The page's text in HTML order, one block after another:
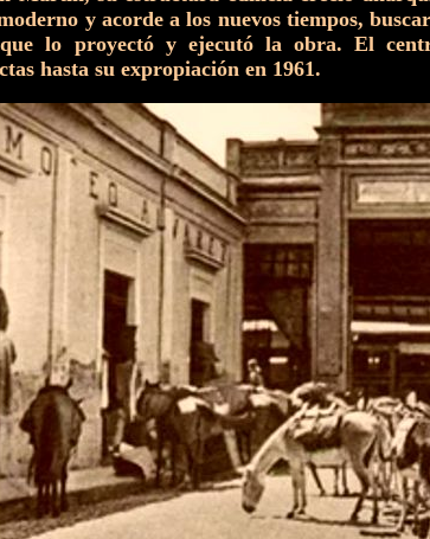
y acorde a los nuevos tiempos,
lo proyectó y ejecutó la obra. El
hasta su expropiación en 1961.